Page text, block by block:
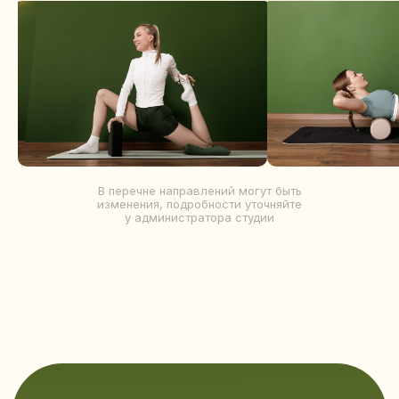
В перечне направлений могут быть
изменения, подробности уточняйте
у администратора студии
КУПИТЬ СЕРТИФИКАТ